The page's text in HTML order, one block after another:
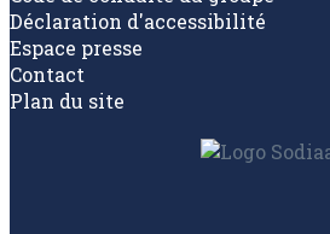
Déclaration d'accessibilité
Espace presse
Contact
Plan du site